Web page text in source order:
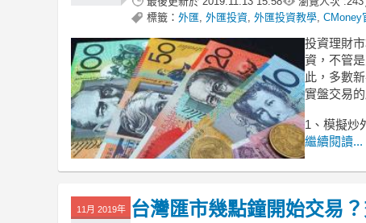
標籤： 外匯 外匯投資 外匯投資教學 CMoney
投資理財
資，不管
此，多數
實盤交易
1、模擬炒
繼續閱讀...
11月 2019年 台灣匯市幾點鐘開始交易